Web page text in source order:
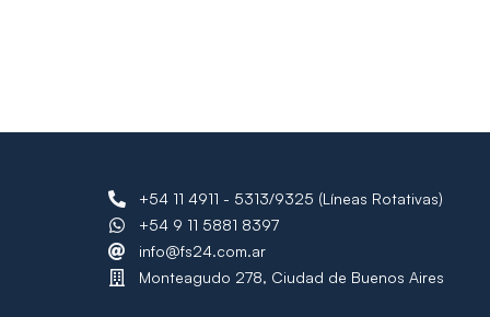
+54 11 4911 - 5313/9325 (Líneas Rotativas)
+54 9 11 5881 8397
info@fs24.com.ar
Monteagudo 278, Ciudad de Buenos Aires